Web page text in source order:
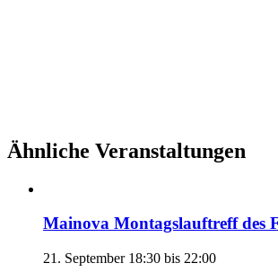
Ähnliche Veranstaltungen
Mainova Montagslauftreff des
21. September 18:30 bis 22:00